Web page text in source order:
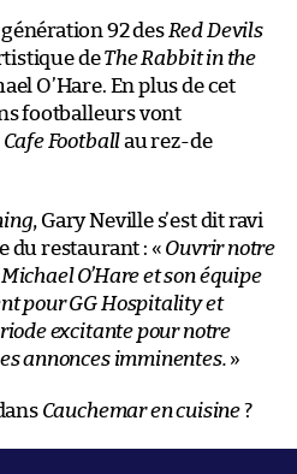
92 des Red Devils
deThe Rabbit in the
O’Hare. En plus de cet
footballeurs vont
Cafe Footballau rez-de
, Gary Neville s’est dit ravi
du restaurant : « Ouvrir notre
O’Hare et son équipe
pour GG Hospitality et
excitante pour notre
annonces imminentes. »
Cauchemar en cuisine?